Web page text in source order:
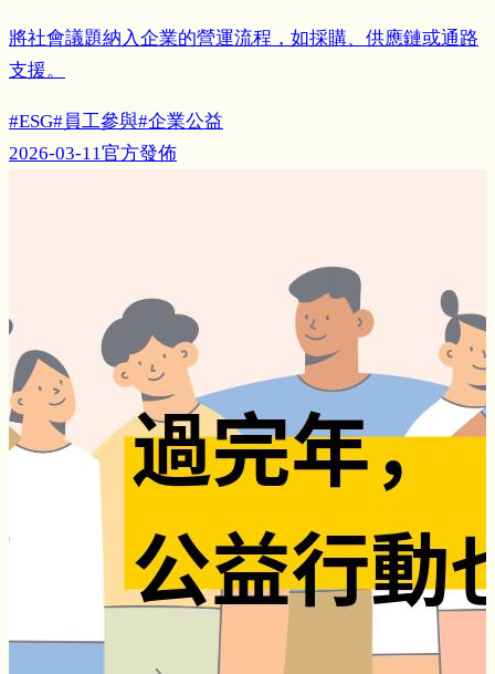
將社會議題納入企業的營運流程，如採購、供應鏈或通路
支援。
#ESG#員工參與#企業公益
2026-03-11官方發佈